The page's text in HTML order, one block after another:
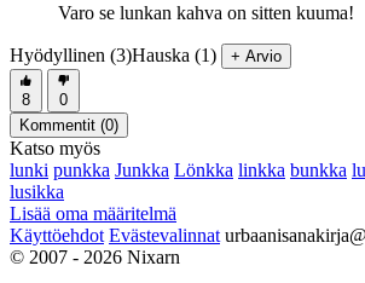
Varo se lunkan kahva on sitten kuuma!
Hyödyllinen (3)Hauska (1) + Arvio
8
0
Kommentit (0)
Katso myös
lunki punkka Junkka Lönkka linkka bunkka
lusikka
Lisää oma määritelmä
Käyttöehdot Evästevalinnat
© 2007 - 2026 Nixarn